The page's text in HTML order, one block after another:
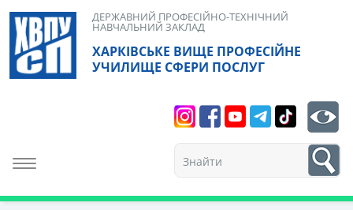
Skip
content
ХАРКІВСЬКЕ ВИЩЕ ПРОФЕСІЙНЕ
УЧИЛИЩЕ СФЕРИ ПОСЛУГ
ДЕРЖАВНИЙ ПРОФЕСІЙНО-ТЕХНІЧНИЙ
НАВЧАЛЬНИЙ ЗАКЛАД
Toggle navigation
1